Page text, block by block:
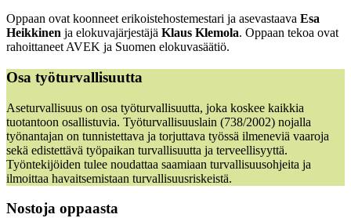
Oppaan ovat koonneet erikoistehostemestari ja asevastaava Esa
Heikkinen ja elokuvajärjestäjä Klaus Klemola. Oppaan tekoa ovat
rahoittaneet AVEK ja Suomen elokuvasäätiö.
Osa työturvallisuutta
Aseturvallisuus on osa työturvallisuutta, joka koskee kaikkia
tuotantoon osallistuvia. Työturvallisuuslain (738/2002) nojalla
työnantajan on tunnistettava ja torjuttava työssä ilmeneviä vaaroja
sekä edistettävä työpaikan turvallisuutta ja terveellisyyttä.
Työntekijöiden tulee noudattaa saamiaan turvallisuusohjeita ja
ilmoittaa havaitsemistaan turvallisuusriskeistä.
Nostoja oppaasta